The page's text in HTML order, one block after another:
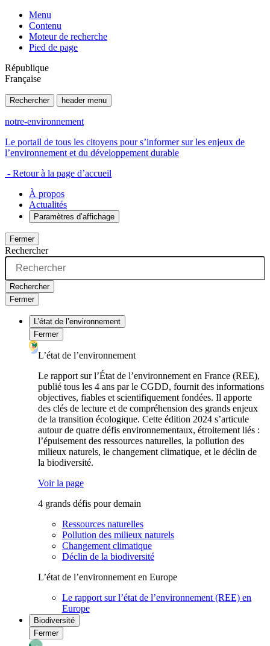
Menu
Contenu
Moteur de recherche
Pied de page
République
Française
Rechercher header menu
notre-environnement
Le portail de tous les citoyens pour s’informer sur les enjeux de
l’environnement et du développement durable
- Retour à la page d’accueil
À propos
Actualités
Paramètres d’affichage
Fermer
Rechercher
Rechercher
Fermer
L’état de l’environnement
Fermer
L’état de l’environnement
Le rapport sur l’État de l’environnement en France (REE),
publié tous les 4 ans par le CGDD, fournit des informations
objectives, fiables et scientifiquement fondées. Il apporte
des clés de lecture et de compréhension des grands enjeux
de la transition écologique. Cette édition 2024 s’articule
autour de quatre défis environnementaux, étroitement liés :
l’épuisement des ressources naturelles, la pollution des
milieux naturels, le changement climatique, et le déclin de
la biodiversité.
Voir la page
4 grands défis pour demain
Ressources naturelles
Pollution des milieux naturels
Changement climatique
Déclin de la biodiversité
L’état de l’environnement en Europe
Le rapport sur l’état de l’environnement (REE) en
Europe
Biodiversité
Fermer